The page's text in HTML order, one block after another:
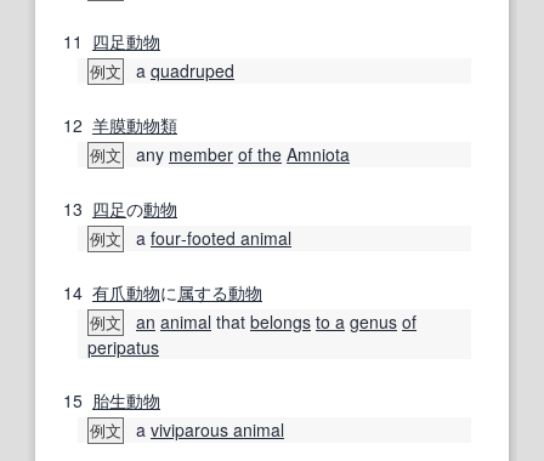
11 四足動物
例文 a quadruped
12 羊膜動物類
例文 any member of the Amniota
13 四足の動物
例文 a four‐footed animal
14 有爪動物に 属する動物
例文 an animal that belongs to a genus of
peripatus
15 胎生動物
例文 a viviparous animal